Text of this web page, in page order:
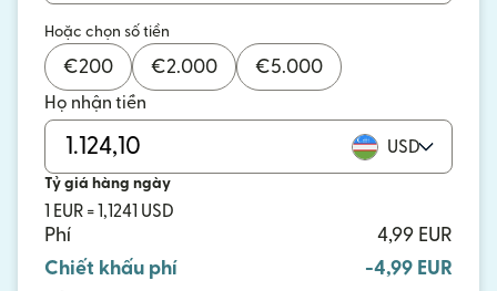
Hoặc chọn số tiền
€200 €2.000 €5.000
Họ nhận tiền
USD
Tỷ giá hàng ngày
1 EUR = 1,1241 USD
Phí
4,99 EUR
Chiết khấu phí
-4,99 EUR